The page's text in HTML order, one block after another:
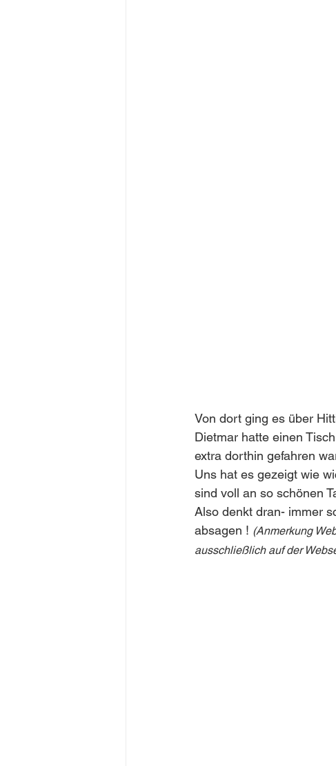
Von dort ging es über
Dietmar hatte einen
extra dorthin gefahren
Uns hat es gezeigt wie
sind voll an so schönen
Also denkt dran- immer
absagen ! (Anmerkung
ausschließlich auf der